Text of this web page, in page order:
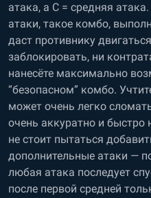
атака, а С = средняя
атаки, такое комбо,
даст противнику
заблокировать, ни
нанесёте максимально
“безопасном” комбо.
может очень легко
очень аккуратно и
не стоит пытаться
дополнительные атаки —
любая атака последует
после первой средней